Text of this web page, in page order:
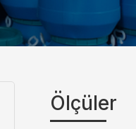
Ölçüler